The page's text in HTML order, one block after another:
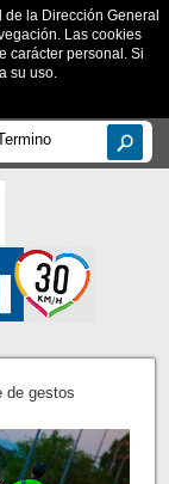
de la Dirección General
Las cookies
carácter personal. Si
su uso.
de gestos